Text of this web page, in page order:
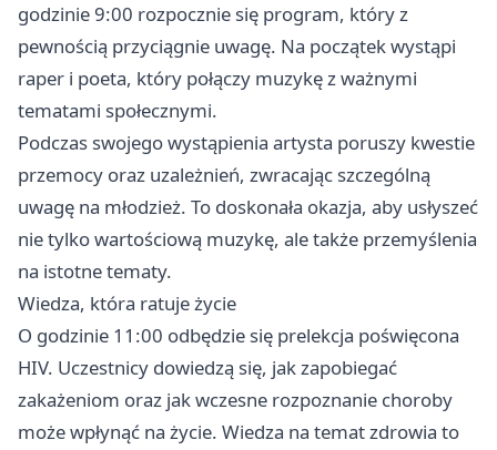
godzinie 9:00 rozpocznie się program, który z
pewnością przyciągnie uwagę. Na początek wystąpi
raper i poeta, który połączy muzykę z ważnymi
tematami społecznymi.
Podczas swojego wystąpienia artysta poruszy kwestie
przemocy oraz uzależnień, zwracając szczególną
uwagę na młodzież. To doskonała okazja, aby usłyszeć
nie tylko wartościową muzykę, ale także przemyślenia
na istotne tematy.
Wiedza, która ratuje życie
O godzinie 11:00 odbędzie się prelekcja poświęcona
HIV. Uczestnicy dowiedzą się, jak zapobiegać
zakażeniom oraz jak wczesne rozpoznanie choroby
może wpłynąć na życie. Wiedza na temat zdrowia to